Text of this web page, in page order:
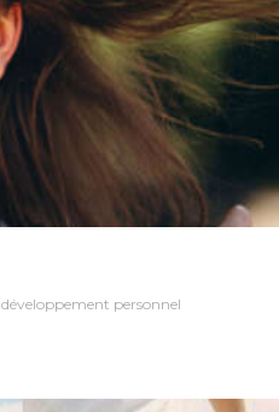
développement personnel